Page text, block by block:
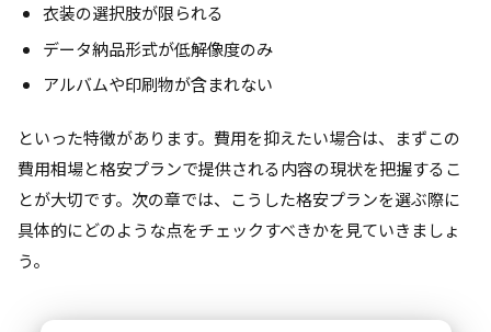
衣装の選択肢が限られる
データ納品形式が低解像度のみ
アルバムや印刷物が含まれない
といった特徴があります。費用を抑えたい場合は、まずこの
費用相場と格安プランで提供される内容の現状を把握するこ
とが大切です。次の章では、こうした格安プランを選ぶ際に
具体的にどのような点をチェックすべきかを見ていきましょ
う。